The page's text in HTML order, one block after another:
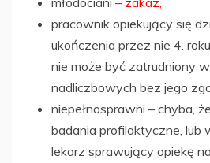
pracownik opiekujący się
ukończenia przez nie 4.
nie może być zatrudniony
nadliczbowych bez jego
niepełnosprawni – chyba,
badania profilaktyczne, lub
lekarz sprawujący opiekę